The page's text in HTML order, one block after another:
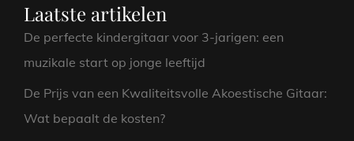
Laatste artikelen
De perfecte kindergitaar voor 3-jarigen: een
muzikale start op jonge leeftijd
De Prijs van een Kwaliteitsvolle Akoestische Gitaar:
Wat bepaalt de kosten?